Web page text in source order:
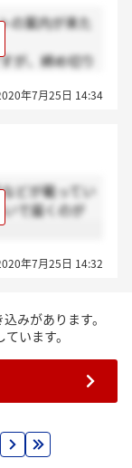
の案内が来た
が、締め切り
年7月25日 14:34
どが載ってい
で届くのが
年7月25日 14:32
みがあります。
います。